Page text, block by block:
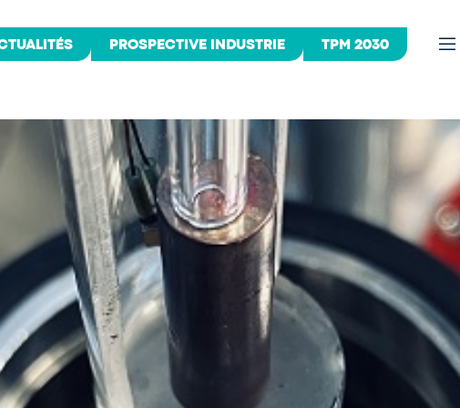
PROSPECTIVE INDUSTRIE TPM 2030